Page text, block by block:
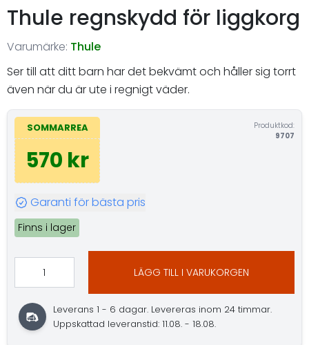
Thule regnskydd för liggkorg
Varumärke: Thule
Ser till att ditt barn har det bekvämt och håller sig torrt
även när du är ute i regnigt väder.
SOMMARREA
570 kr
Produktkod:
9707
Garanti för bästa pris
Finns i lager
LÄGG TILL I VARUKORGEN
Leverans 1 - 6 dagar. Levereras inom 24 timmar.
Uppskattad leveranstid: 11.08. - 18.08.